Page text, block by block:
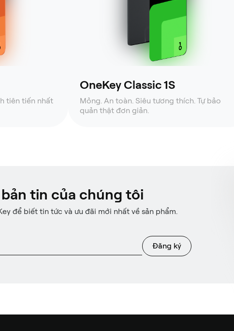
tiên tiến nhất
OneKey Classic 1S
Mỏng. An toàn. Siêu tương thích. Tự bảo
quản thật đơn giản.
tin của chúng tôi
để biết tin tức và ưu đãi mới nhất về sản phẩm.
Đăng ký